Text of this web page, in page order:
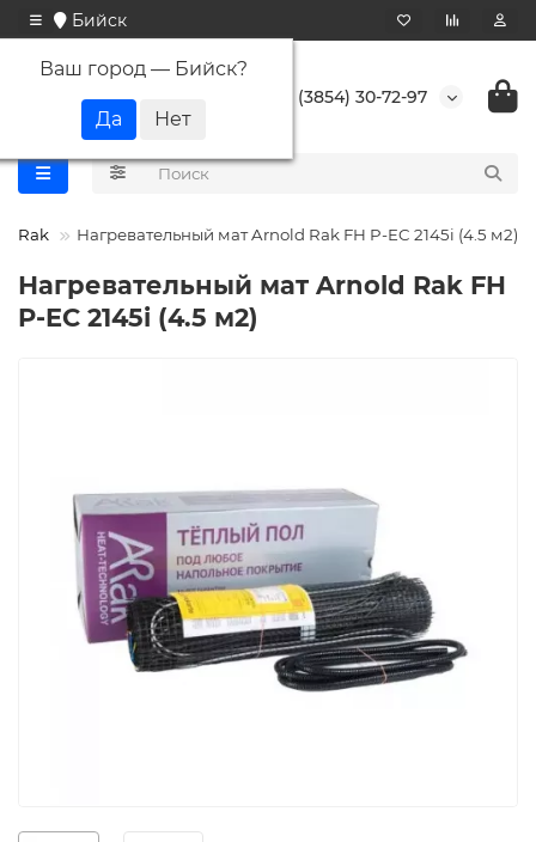
Бийск
Ваш город — Бийск?
+7 (3854) 30-72-97
Rak Нагревательный мат Arnold Rak FH P-EC 2145i (4.5 м2)
Нагревательный мат Arnold Rak FH
P-EC 2145i (4.5 м2)